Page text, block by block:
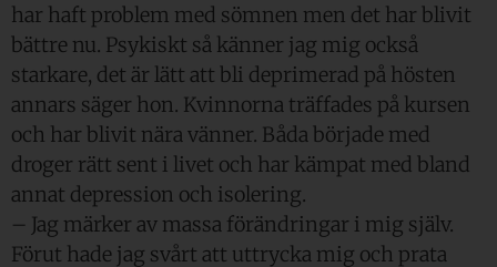
har haft problem med sömnen men det har blivit
bättre nu. Psykiskt så känner jag mig också
starkare, det är lätt att bli deprimerad på hösten
annars säger hon. Kvinnorna träffades på kursen
och har blivit nära vänner. Båda började med
droger rätt sent i livet och har kämpat med bland
annat depression och isolering.
– Jag märker av massa förändringar i mig själv.
Förut hade jag svårt att uttrycka mig och prata